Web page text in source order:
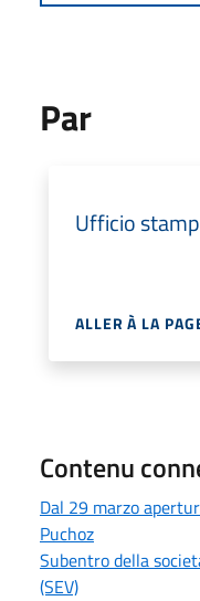
Par
Ufficio
ALLER À LA
Contenu
Dal 29 marzo
Puchoz
Subentro della
(SEV)